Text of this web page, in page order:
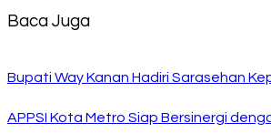
Baca Juga
Bupati Way Kanan Hadiri Sarasehan
APPSI Kota Metro Siap Bersinergi